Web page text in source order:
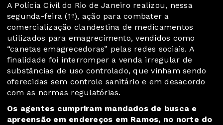
A Polícia Civil do Rio de Janeiro realizou, nessa
segunda-feira (1º), ação para combater a
comercialização clandestina de medicamentos
utilizados para emagrecimento, vendidos como
“canetas emagrecedoras” pelas redes sociais. A
finalidade foi interromper a venda irregular de
substâncias de uso controlado, que vinham sendo
oferecidas sem controle sanitário e em desacordo
com as normas regulatórias.
Os agentes cumpriram mandados de busca e
apreensão em endereços em Ramos, no norte do